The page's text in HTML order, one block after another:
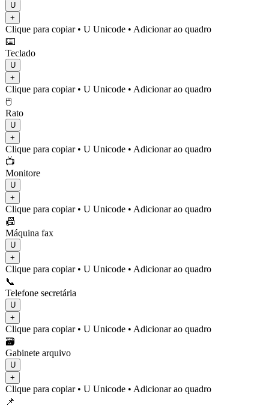
U
+
Clique para copiar• U Unicode • Adicionar ao quadro
⌨️
Teclado
U
+
Clique para copiar• U Unicode • Adicionar ao quadro
🖱️
Rato
U
+
Clique para copiar• U Unicode • Adicionar ao quadro
📺
Monitore
U
+
Clique para copiar• U Unicode • Adicionar ao quadro
📠
Máquina fax
U
+
Clique para copiar• U Unicode • Adicionar ao quadro
📞
Telefone secretária
U
+
Clique para copiar• U Unicode • Adicionar ao quadro
🗃️
Gabinete arquivo
U
+
Clique para copiar• U Unicode • Adicionar ao quadro
📌